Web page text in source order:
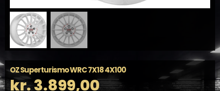
OZ Superturismo WRC 7X18 4X100
kr.3.899,00